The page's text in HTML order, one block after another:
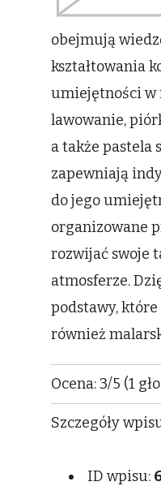
obejmują
kształtowania
umiejętności w
lawowanie,
a także pastela
zapewniają
do jego
organizowane
rozwijać swoje
atmosferze.
podstawy,
również
Ocena:3/5 (1
Szczegóły
ID wpisu: